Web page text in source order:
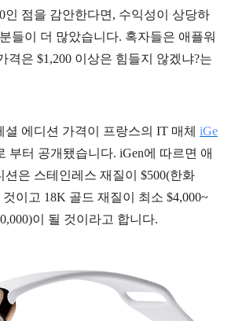
인 점을 감안한다면, 수익성이 상당하
들이 더 많았습니다. 혹자들은 애플워
격은 $1,200 이상은 힘들지 않겠냐?는
셜 에디션 가격이 프랑스의 IT 매체 iGe
부터 공개됐습니다. iGen에 따르면 애
션은 스테인레스 재질이 $500(한화
것이고 18K 골드 재질이 최소 $4,000~
)이 될 것이라고 합니다.